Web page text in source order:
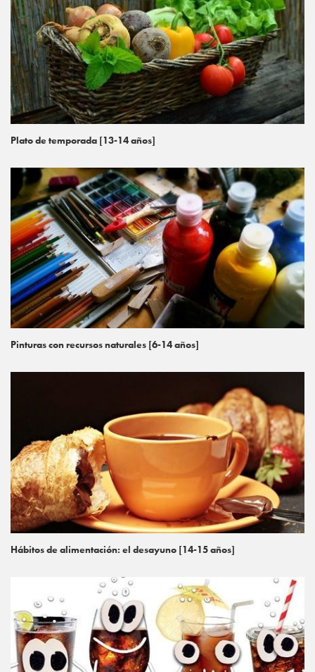
Plato de temporada [13-14 años]
Pinturas con recursos naturales [6-14 años]
Hábitos de alimentación: el desayuno [14-15 años]